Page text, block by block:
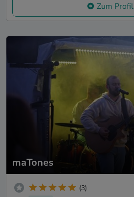
Zum Profil
maTones
(3)